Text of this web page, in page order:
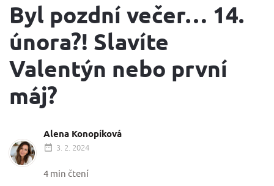
Byl pozdní večer… 14.
února?! Slavíte
Valentýn nebo první
máj?
Alena Konopíková
3. 2. 2024
4 min čtení